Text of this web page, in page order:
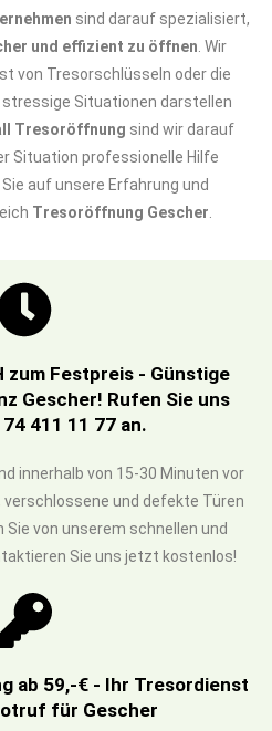
sind darauf spezialisiert,
und effizient zu öffnen . Wir
von Tresorschlüsseln oder die
Situationen darstellen
Tresoröffnung sind wir darauf
Situation professionelle Hilfe
auf unsere Erfahrung und
Tresoröffnung Gescher
Festpreis - Günstige
Gescher! Rufen Sie uns
411 11 77 an.
innerhalb von 15-30 Minuten vor
und defekte Türen
von unserem schnellen und
Sie uns jetzt kostenlos!
ab 59,-€ - Ihr Tresordienst
für Gescher